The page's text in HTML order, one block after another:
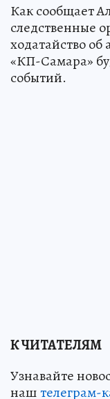
Как сообщает
следственные
ходатайство
«КП-Самара»
событий.
К ЧИТАТЕЛЯМ
Узнавайте
наштелеграм-